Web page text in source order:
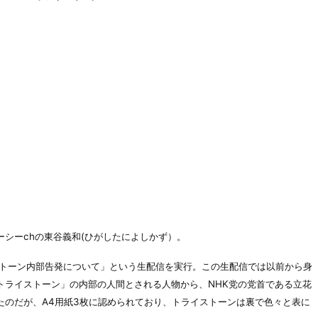
ーchの東谷義和(ひがしたによしかず）。
ン内部告発について」という生配信を実行。この生配信では以前から身
イストーン」の内部の人間とされる人物から、NHK党の党首である立花
だが、A4用紙3枚に認められており、トライストーンは裏で色々と表に